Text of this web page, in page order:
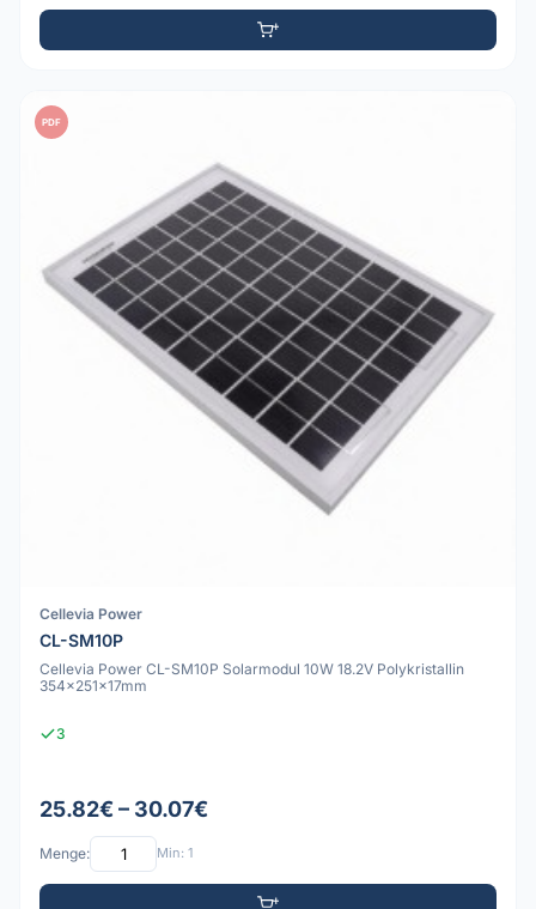
PDF
Cellevia Power
CL-SM10P
Cellevia Power CL-SM10P Solarmodul 10W 18.2V Polykristallin
354x251x17mm
3
25.82€ – 30.07€
Menge: Min: 1